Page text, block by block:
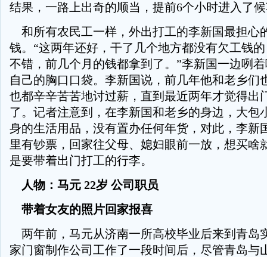
结果，一路上出奇的顺当，提前6个小时进入了
和所有农民工一样，外出打工的李新国最担心
钱。“这两年还好，干了几个地方都没有欠工钱
不错，前几个月的钱都拿到了。”李新国一边咧
自己的胸口口袋。李新国说，前几年他和老乡们
也都辛辛苦苦地讨过薪，直到最近两年才觉得出
了。记者注意到，在李新国和老乡的身边，大包
身的生活用品，没有置办任何年货，对此，李新
里有钞票，回家往父母、媳妇眼前一放，想买啥
是要带着出门打工的行李。
人物：马元 22岁 公司职员
带着女友的照片回家报喜
两年前，马元从济南一所高校毕业后来到青岛
家门窗制作公司工作了一段时间后，尽管青岛与